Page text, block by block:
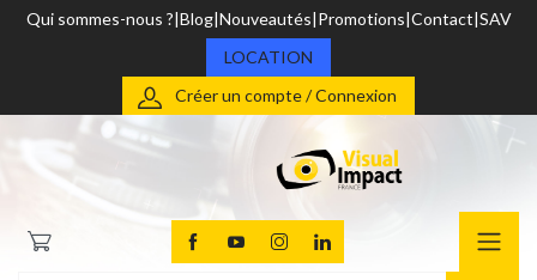
Qui sommes-nous ? Blog Nouveautés Promotions Contact SAV
LOCATION
Créer un compte / Connexion